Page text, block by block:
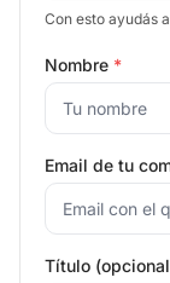
Con esto ayudás
Nombre *
Email de tu
Título